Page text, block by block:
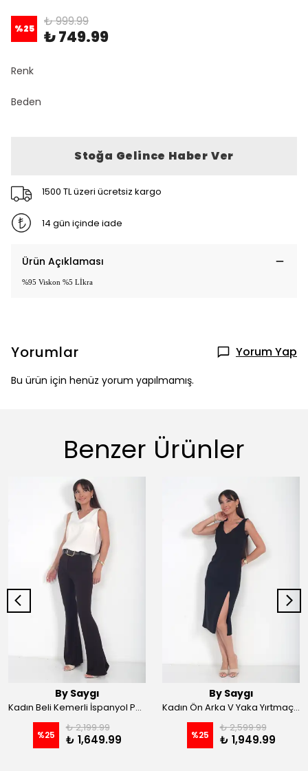
%25 ₺ 999.99
₺ 749.99
Renk
Beden
Stoğa Gelince Haber Ver
1500 TL üzeri ücretsiz kargo
14 gün içinde iade
Ürün Açıklaması
%95 Viskon %5 Lİkra
Yorumlar Yorum Yap
Bu ürün için henüz yorum yapılmamış.
Benzer Ürünler
By Saygı
Kadın Beli Kemerli İspanyol Paça Likralı Krep Pantolon - Kahve
%25
₺ 2,199.99
₺ 1,649.99
By Saygı
Kadın Ön Arka V Yaka Yırtmaçlı Likralı Scuba Midi Elbise - Siyah
%25
₺ 2,599.99
₺ 1,949.99